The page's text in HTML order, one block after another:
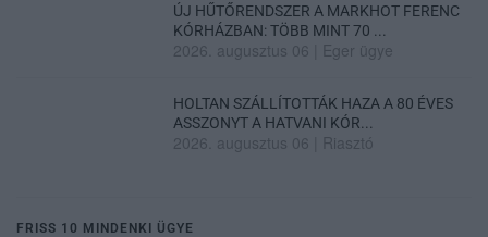
ÚJ HŰTŐRENDSZER A MARKHOT FERENC
KÓRHÁZBAN: TÖBB MINT 70 ...
2026. augusztus 06 Eger ügye
HOLTAN SZÁLLÍTOTTÁK HAZA A 80 ÉVES
ASSZONYT A HATVANI KÓR...
2026. augusztus 06 Riasztó
FRISS 10 MINDENKI ÜGYE